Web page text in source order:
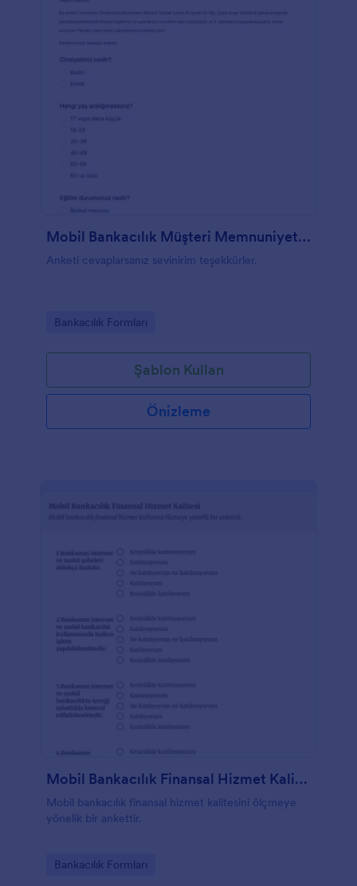
Mobil Bankacılık Müşteri Memnuniyet Anketi
Anketi cevaplarsanız sevinirim teşekkürler.
Go to Category:
Bankacılık Formları
Şablon Kullan
Önizleme
Mobil Bankacılık Finansal Hizmet Kalitesi
Mobil bankacılık finansal hizmet kalitesini ölçmeye
yönelik bir ankettir.
Go to Category:
Bankacılık Formları